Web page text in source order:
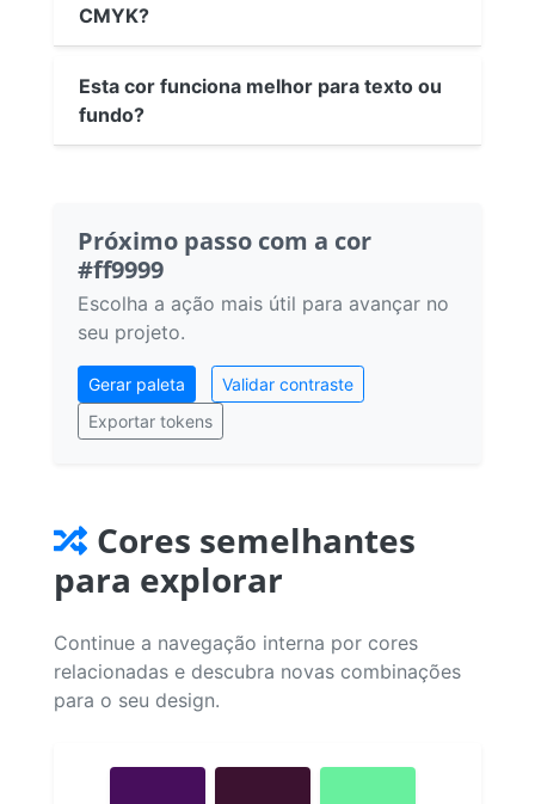
CMYK?
Esta cor funciona melhor para texto ou
fundo?
Próximo passo com a cor
#ff9999
Escolha a ação mais útil para avançar no
seu projeto.
Gerar paleta
Validar contraste
Exportar tokens
Cores semelhantes
para explorar
Continue a navegação interna por cores
relacionadas e descubra novas combinações
para o seu design.